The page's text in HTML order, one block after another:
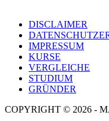
DISCLAIMER
IMPRESSUM
KURSE
VERGLEICHE
STUDIUM
GRÜNDER
COPYRIGHT © 2026 -